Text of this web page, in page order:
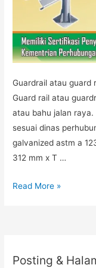
Guardrail atau guard
Guard rail atau
atau bahu jalan
sesuai dinas
galvanized astm a
312 mm x T …
JUAL
Read More »
Posting &